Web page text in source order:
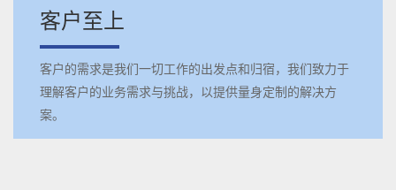
客户至上
客户的需求是我们一切工作的出发点和归宿，我们致力于
理解客户的业务需求与挑战，以提供量身定制的解决方
案。